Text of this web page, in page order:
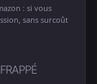
: si vous
sans surcoût